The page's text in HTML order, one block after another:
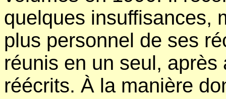
quelques insuffisances,
plus personnel de ses
réunis en un seul,
réécrits. À la manière